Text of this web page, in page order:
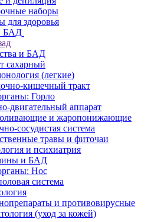
наборы
для здоровья
БАД
и БАД
сахарный
(легкие)
кишечный тракт
Горло
двигательный аппарат
и жаропонижающие
сосудистая система
травы и фиточаи
и психиатрия
и БАД
Нос
система
и противовирусные
(уход за кожей)